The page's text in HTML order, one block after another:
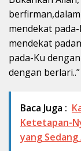
mendekat
mendekat
pada-Ku
dengan berlari..”
Baca Juga :
Ketetapan-
yang Sedang